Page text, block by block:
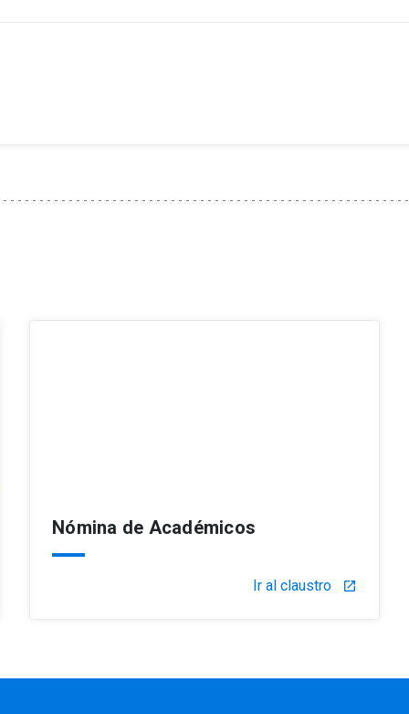
Nómina de Académicos
Ir al claustro launch